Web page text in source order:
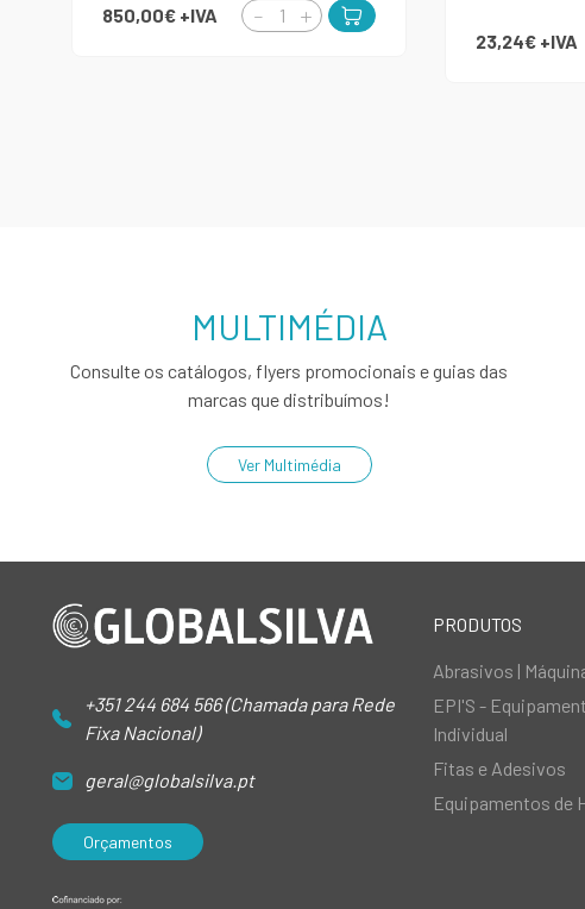
850,00€ +IVA
23,24€ +IVA
MULTIMÉDIA
Consulte os catálogos, flyers promocionais e guias das
marcas que distribuímos!
Ver Multimédia
+351 244 684 566 (Chamada para Rede
Fixa Nacional)
geral@globalsilva.pt
Orçamentos
PRODUTOS
Abrasivos |
EPI'S -
Individual
Fitas e Adesivos
Equipamentos de